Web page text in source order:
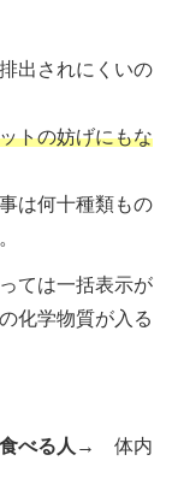
出されにくいの
トの妨げにもな
は何十種類もの
ては一括表示が
化学物質が入る
べる人→
体内